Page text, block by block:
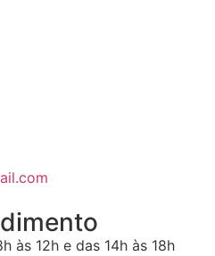
às 12h e das 14h às 18h